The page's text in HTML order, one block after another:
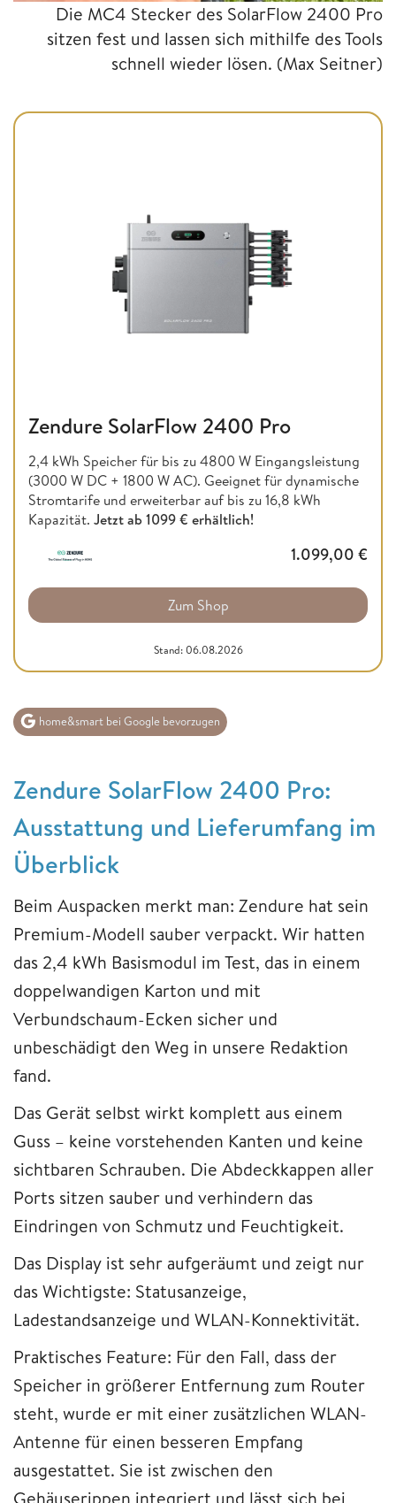
Die MC4 Stecker des SolarFlow 2400 Pro
sitzen fest und lassen sich mithilfe des Tools
schnell wieder lösen. (Max Seitner)
Zendure SolarFlow 2400 Pro
2,4 kWh Speicher für bis zu 4800 W Eingangsleistung
(3000 W DC + 1800 W AC). Geeignet für dynamische
Stromtarife und erweiterbar auf bis zu 16,8 kWh
Kapazität. Jetzt ab1099 € erhältlich!
1.099,00 €
Zum Shop
Stand: 06.08.2026
home&smart bei Google bevorzugen
Zendure SolarFlow 2400 Pro:
Ausstattung und Lieferumfang im
Überblick
Beim Auspacken merkt man: Zendure hat sein
Premium-Modell sauber verpackt. Wir hatten
das 2,4 kWh Basismodul im Test, das in einem
doppelwandigen Karton und mit
Verbundschaum-Ecken sicher und
unbeschädigt den Weg in unsere Redaktion
fand.
Das Gerät selbst wirkt komplett aus einem
Guss – keine vorstehenden Kanten und keine
sichtbaren Schrauben. Die Abdeckkappen aller
Ports sitzen sauber und verhindern das
Eindringen von Schmutz und Feuchtigkeit.
Das Display ist sehr aufgeräumt und zeigt nur
das Wichtigste: Statusanzeige,
Ladestandsanzeige und WLAN-Konnektivität.
Praktisches Feature: Für den Fall, dass der
Speicher in größerer Entfernung zum Router
steht, wurde er mit einer zusätzlichen WLAN-
Antenne für einen besseren Empfang
ausgestattet. Sie ist zwischen den